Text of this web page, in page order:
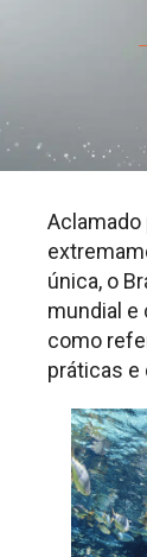
Aclamado
única, o
mundial e
como
práticas e